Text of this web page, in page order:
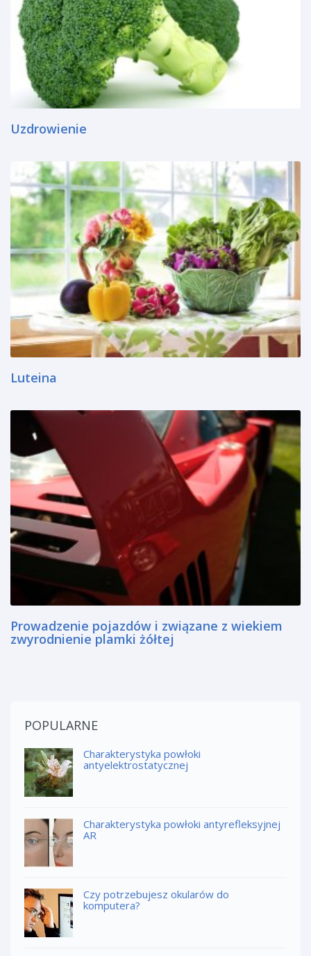
Uzdrowienie
Luteina
Prowadzenie pojazdów i związane z wiekiem
zwyrodnienie plamki żółtej
POPULARNE
Charakterystyka powłoki
antyelektrostatycznej
Charakterystyka powłoki antyrefleksyjnej
AR
Czy potrzebujesz okularów do
komputera?